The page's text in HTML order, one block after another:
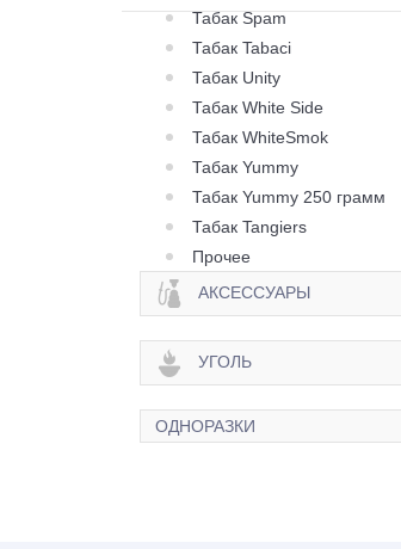
Табак Spam
Табак Tabaci
Табак Unity
Табак White Side
Табак WhiteSmok
Табак Yummy
Табак Yummy 250 грамм
Табак Tangiers
Прочее
АКСЕССУАРЫ
УГОЛЬ
ОДНОРАЗКИ
Табак Loud Cola (Кола) -